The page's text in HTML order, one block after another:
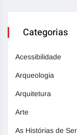
Categorias
Acessibilidade
Arqueologia
Arquitetura
Arte
As Histórias de